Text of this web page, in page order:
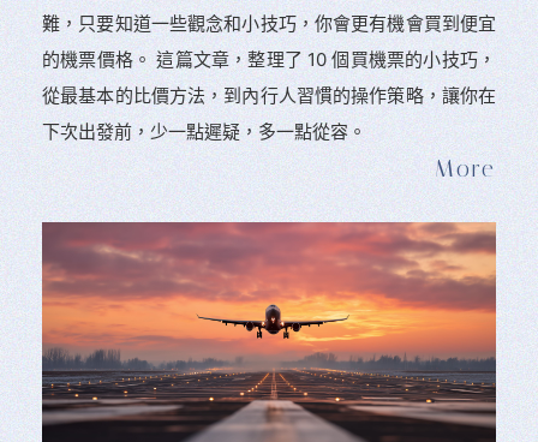
難，只要知道一些觀念和小技巧，你會更有機會買到便宜
的機票價格。 這篇文章，整理了 10 個買機票的小技巧，
從最基本的比價方法，到內行人習慣的操作策略，讓你在
下次出發前，少一點遲疑，多一點從容。